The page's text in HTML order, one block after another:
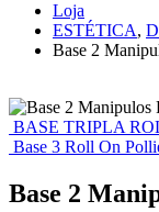
Loja
ESTÉTICA,
Base 2
BASE TRIPLA
Base 3 Roll On
Base 2